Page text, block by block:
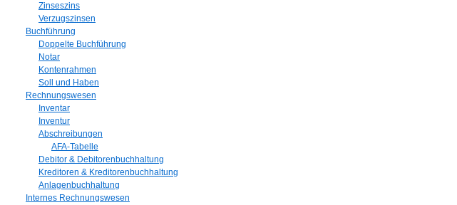
Zinseszins
Verzugszinsen
Buchführung
Doppelte Buchführung
Notar
Kontenrahmen
Soll und Haben
Rechnungswesen
Inventar
Inventur
Abschreibungen
AFA-Tabelle
Debitor & Debitorenbuchhaltung
Kreditoren & Kreditorenbuchhaltung
Anlagenbuchhaltung
Internes Rechnungswesen